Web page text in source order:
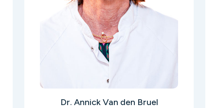
Dr. Annick Van den Bruel